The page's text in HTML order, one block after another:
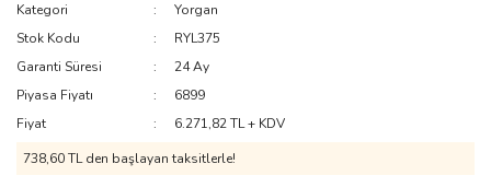
Kategori
Yorgan
Stok Kodu
RYL375
Garanti Süresi
24 Ay
Piyasa Fiyatı
6899
Fiyat
6.271,82 TL + KDV
738,60 TL den başlayan taksitlerle!